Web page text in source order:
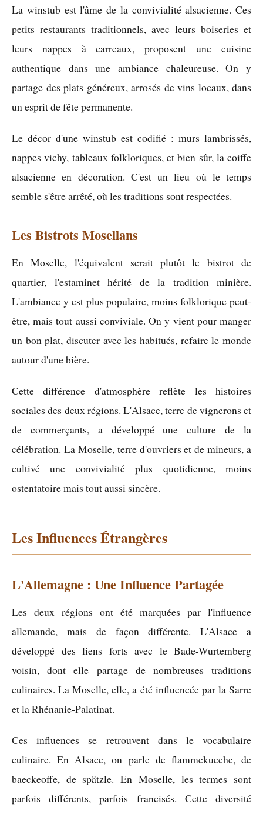
La winstub est l'âme de la convivialité alsacienne. Ces
petits restaurants traditionnels, avec leurs boiseries et
leurs nappes à carreaux, proposent une cuisine
authentique dans une ambiance chaleureuse. On y
partage des plats généreux, arrosés de vins locaux, dans
un esprit de fête permanente.
Le décor d'une winstub est codifié : murs lambrissés,
nappes vichy, tableaux folkloriques, et bien sûr, la coiffe
alsacienne en décoration. C'est un lieu où le temps
semble s'être arrêté, où les traditions sont respectées.
Les Bistrots Mosellans
En Moselle, l'équivalent serait plutôt le bistrot de
quartier, l'estaminet hérité de la tradition minière.
L'ambiance y est plus populaire, moins folklorique peut-
être, mais tout aussi conviviale. On y vient pour manger
un bon plat, discuter avec les habitués, refaire le monde
autour d'une bière.
Cette différence d'atmosphère reflète les histoires
sociales des deux régions. L'Alsace, terre de vignerons et
de commerçants, a développé une culture de la
célébration. La Moselle, terre d'ouvriers et de mineurs, a
cultivé une convivialité plus quotidienne, moins
ostentatoire mais tout aussi sincère.
Les Influences Étrangères
L'Allemagne : Une Influence Partagée
Les deux régions ont été marquées par l'influence
allemande, mais de façon différente. L'Alsace a
développé des liens forts avec le Bade-Wurtemberg
voisin, dont elle partage de nombreuses traditions
culinaires. La Moselle, elle, a été influencée par la Sarre
et la Rhénanie-Palatinat.
Ces influences se retrouvent dans le vocabulaire
culinaire. En Alsace, on parle de flammekueche, de
baeckeoffe, de spätzle. En Moselle, les termes sont
parfois différents, parfois francisés. Cette diversité